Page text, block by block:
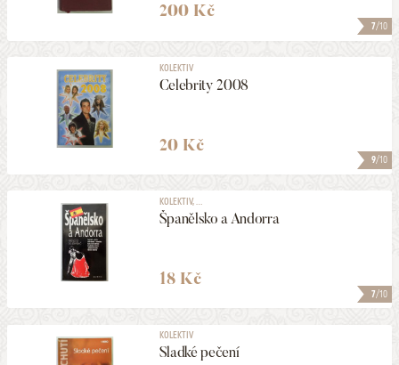
7/10
200 Kč
9/10
KOLEKTIV
Celebrity 2008
20 Kč
7/10
KOLEKTIV, ...
Španělsko a Andorra
18 Kč
KOLEKTIV
Sladké pečení